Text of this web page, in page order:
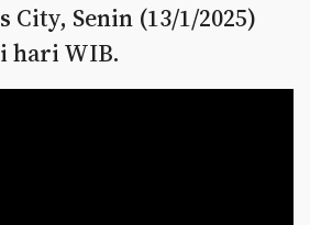
City, Senin (13/1/2025)
hari WIB.